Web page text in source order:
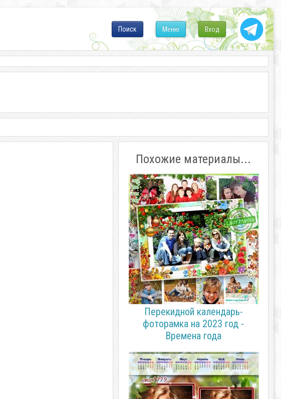
Вход
Меню
Поиск
Похожие материалы...
Перекидной календарь-
фоторамка на 2023 год -
Времена года